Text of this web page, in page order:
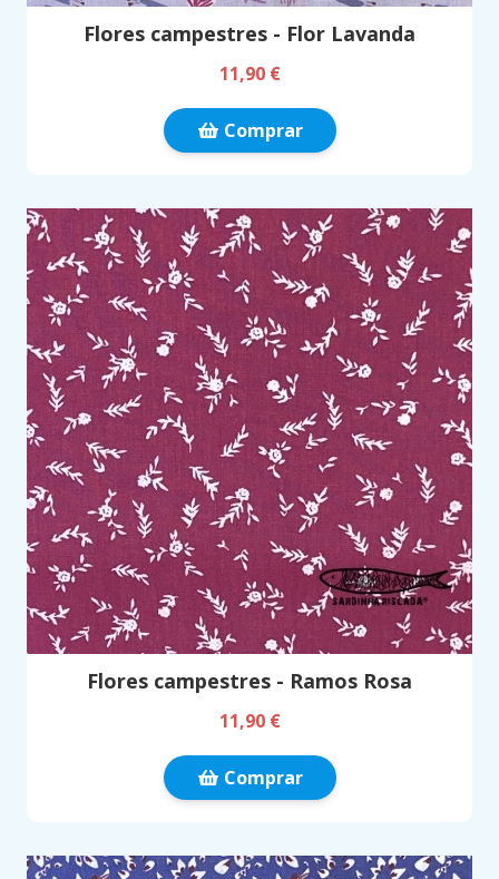
Flores campestres - Flor Lavanda
11,90 €
Comprar
Flores campestres - Ramos Rosa
11,90 €
Comprar